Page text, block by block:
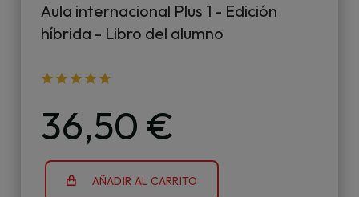
Aula internacional Plus 1 - Edición
híbrida - Libro del alumno
36,50 €
AÑADIR AL CARRITO